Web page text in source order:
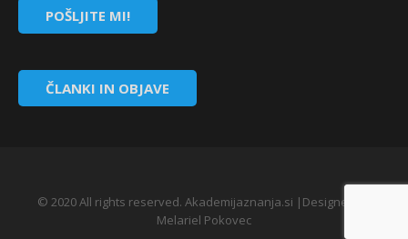
POŠLJITE MI!
ČLANKI IN OBJAVE
© 2020 All rights reserved. Akademijaznanja.si |Designed by
Melariel Pokovec